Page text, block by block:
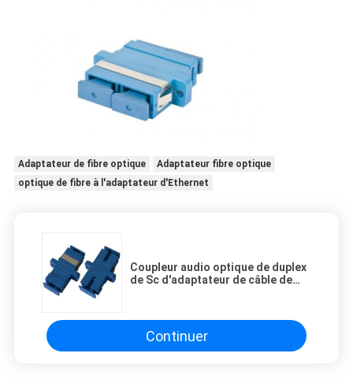
Adaptateur de fibre optique
Adaptateur fibre optique
optique de fibre à l'adaptateur d'Ethernet
Coupleur audio optique de duplex
de Sc d'adaptateur de câble de
Continuer